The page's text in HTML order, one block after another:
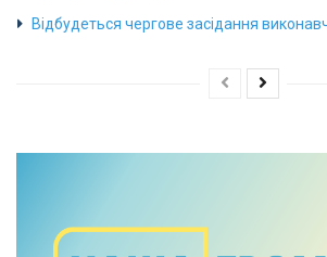
Відбудеться чергове засідання